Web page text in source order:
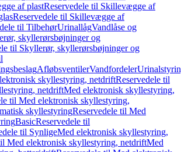
af plastReservedele til Skillevægge af
Reservedele til Skillevægge af
til TilbehørUrinallågVandlåse og
skyllerørsbøjninger og
til Skyllerør, skyllerørsbøjninger og
AfløbsventilerVandfordeler
skyllestyring, netdriftReservedele til
netdriftMed elektronisk skyllestyring,
til Med elektronisk skyllestyring,
skyllestyringReservedele til Med
BasicReservedele til
til SynligeMed elektronisk skyllestyring,
Med elektronisk skyllestyring, netdriftMed